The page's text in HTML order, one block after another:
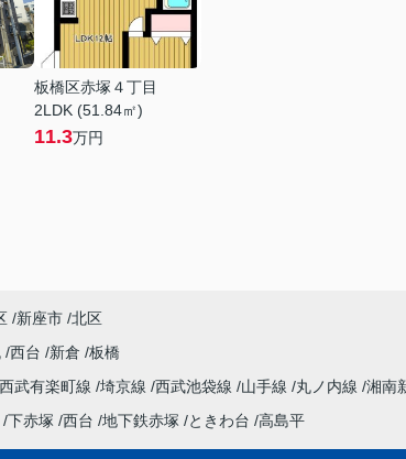
板橋区赤塚４丁目
2LDK (51.84㎡)
11.3万円
新座市 北区
西台 新倉 板橋
西武有楽町線 埼京線 西武池袋線 山手線 丸ノ内線 湘南
下赤塚 西台 地下鉄赤塚 ときわ台 高島平